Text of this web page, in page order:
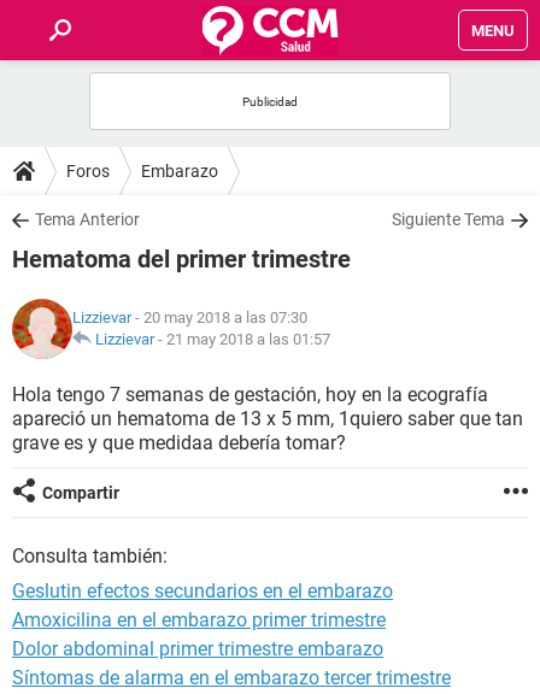
MENU
FOROS
SALUD
NUTRICIÓN
BIENESTAR
Foros Embarazo
Tema Anterior Siguiente Tema
Hematoma del primer trimestre
Lizzievar- 20 may 2018 a las 07:30
Lizzievar- 21 may 2018 a las 01:57
Hola tengo 7 semanas de gestación, hoy en la ecografía
apareció un hematoma de 13 x 5 mm, 1quiero saber que tan
grave es y que medidaa debería tomar?
Compartir
Consulta también:
Geslutin efectos secundarios en el embarazo
Amoxicilina en el embarazo primer trimestre
Dolor abdominal primer trimestre embarazo
Síntomas de alarma en el embarazo tercer trimestre